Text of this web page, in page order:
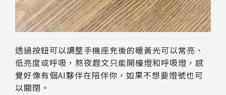
透過按鈕可以調整手機座充後的暖黃光可以常亮、
低亮度或呼吸，熬夜趕文只能開檯燈和呼吸燈，感
覺好像有個AI夥伴在陪伴你，如果不想要燈號也可
以關閉。